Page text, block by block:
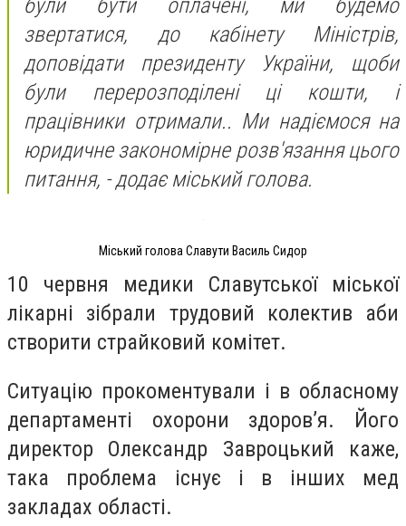
були бути оплачені, ми будемо
звертатися, до кабінету Міністрів,
доповідати президенту України, щоби
були перерозподілені ці кошти, і
працівники отримали.. Ми надіємося на
юридичне закономірне розв'язання цього
питання, - додає міський голова.
Міський голова Славути Василь Сидор
10 червня медики Славутської міської
лікарні зібрали трудовий колектив аби
створити страйковий комітет.
Ситуацію прокоментували і в обласному
департаменті охорони здоров’я. Його
директор Олександр Завроцький каже,
така проблема існує і в інших мед
закладах області.